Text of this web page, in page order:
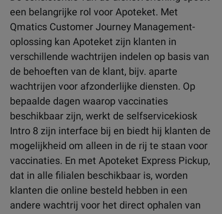
een belangrijke rol voor Apoteket. Met
Qmatics Customer Journey Management-
oplossing kan Apoteket zijn klanten in
verschillende wachtrijen indelen op basis van
de behoeften van de klant, bijv. aparte
wachtrijen voor afzonderlijke diensten. Op
bepaalde dagen waarop vaccinaties
beschikbaar zijn, werkt de selfservicekiosk
Intro 8 zijn interface bij en biedt hij klanten de
mogelijkheid om alleen in de rij te staan voor
vaccinaties. En met Apoteket Express Pickup,
dat in alle filialen beschikbaar is, worden
klanten die online besteld hebben in een
andere wachtrij voor het direct ophalen van